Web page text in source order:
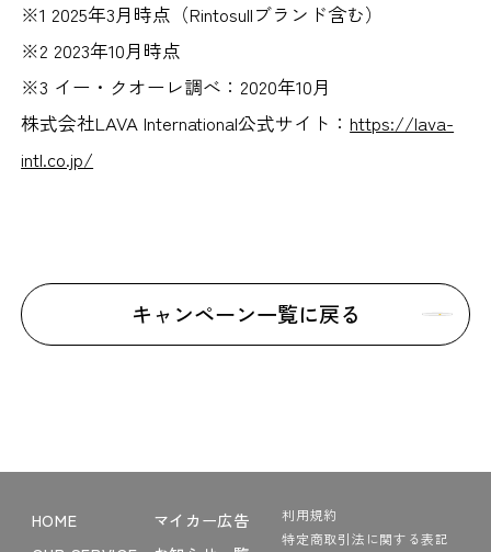
※1 2025年3月時点（Rintosullブランド含む）
※2 2023年10月時点
※3 イー・クオーレ調べ：2020年10月
株式会社LAVA International公式サイト：https://lava-
intl.co.jp/
キャンペーン一覧に戻る
HOME
マイカー広告
利用規約
特定商取引法に関する表記